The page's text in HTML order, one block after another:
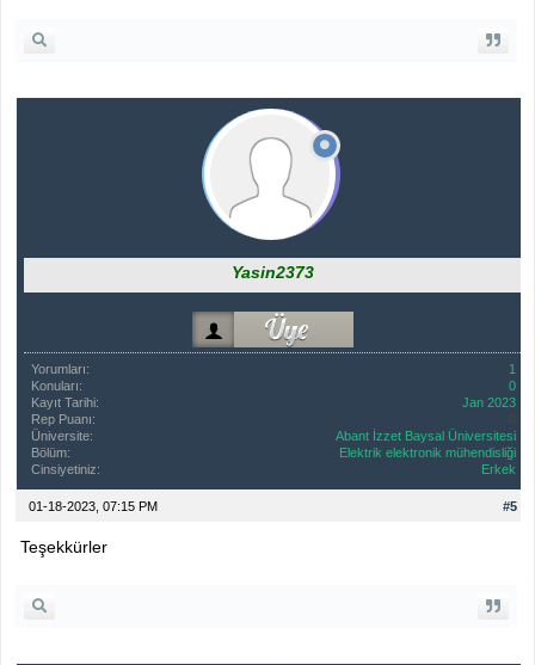
Yasin2373
Yorumları:
1
Konuları:
0
Kayıt Tarihi:
Jan 2023
Rep Puanı:
Üniversite:
Abant İzzet Baysal Üniversitesi
Bölüm:
Elektrik elektronik mühendisliği
Cinsiyetiniz:
Erkek
#5
01-18-2023, 07:15 PM
Teşekkürler